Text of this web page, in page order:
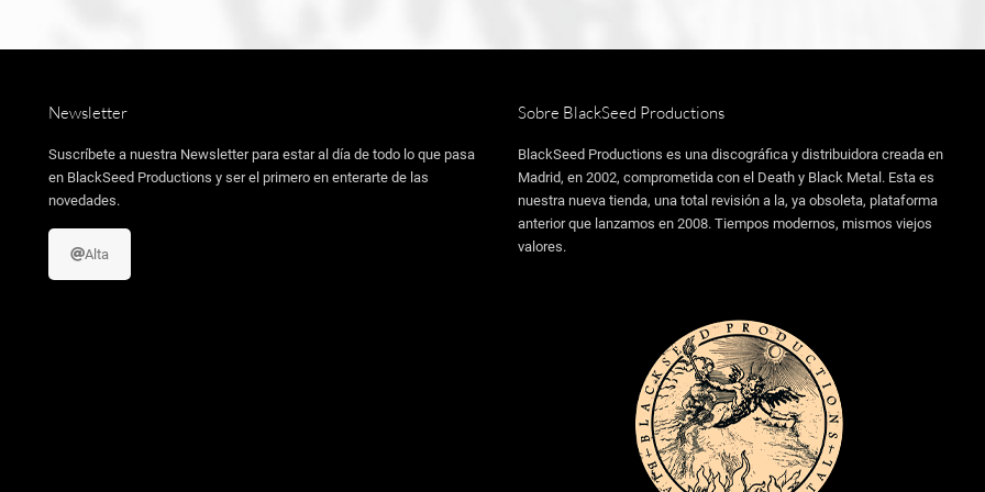
Newsletter
Suscríbete a nuestra Newsletter para estar al día de todo lo que pasa
en BlackSeed Productions y ser el primero en enterarte de las
novedades.
Alta
Sobre BlackSeed Productions
BlackSeed Productions es una discográfica y distribuidora creada en
Madrid, en 2002, comprometida con el Death y Black Metal. Esta es
nuestra nueva tienda, una total revisión a la, ya obsoleta, plataforma
anterior que lanzamos en 2008. Tiempos modernos, mismos viejos
valores.